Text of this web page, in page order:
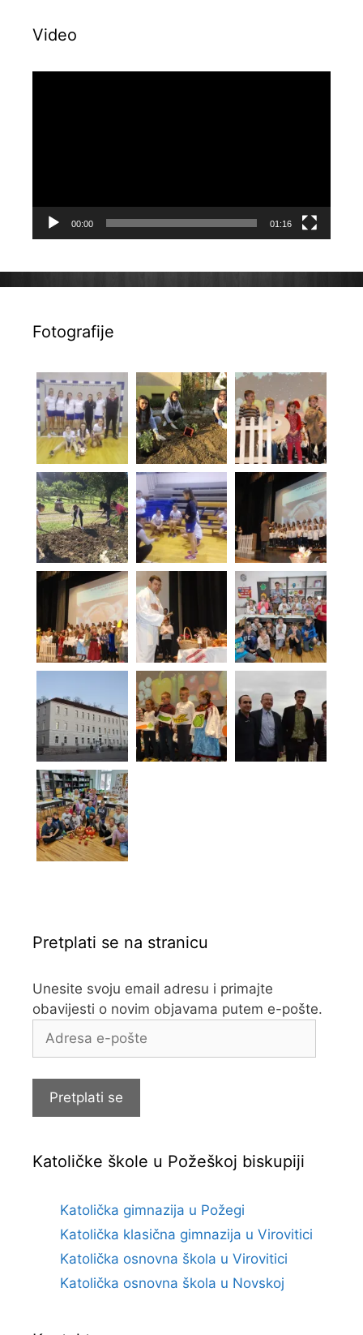
Video
00:00 01:16
Fotografije
Pretplati se na stranicu
Unesite svoju email adresu i primajte
obavijesti o novim objavama putem e-pošte.
Adresa
Pretplati se
Katoličke škole u Požeškoj biskupiji
Katolička gimnazija u Požegi
Katolička klasična gimnazija u Virovitici
Katolička osnovna škola u Virovitici
Katolička osnovna škola u Novskoj